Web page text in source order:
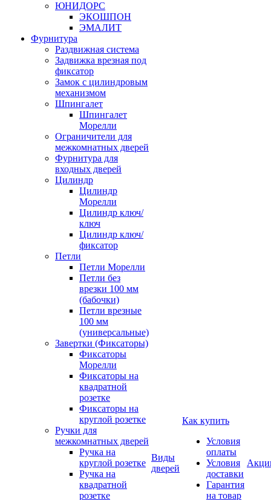
ЮНИДОРС
ЭКОШПОН
ЭМАЛИТ
Фурнитура
Раздвижная система
Задвижка врезная под
фиксатор
Замок с цилиндровым
механизмом
Шпингалет
Шпингалет
Морелли
Ограничители для
межкомнатных дверей
Фурнитура для
входных дверей
Цилиндр
Цилиндр
Морелли
Цилиндр ключ/
ключ
Цилиндр ключ/
фиксатор
Петли
Петли Морелли
Петли без
врезки 100 мм
(бабочки)
Петли врезные
100 мм
(универсальные)
Завертки (Фиксаторы)
Фиксаторы
Морелли
Фиксаторы на
квадратной
розетке
Фиксаторы на
круглой розетке
Ручки для
межкомнатных дверей
Ручка на
круглой розетке
Ручка на
квадратной
розетке
Виды
дверей
Как купить
Условия
оплаты
Условия
доставки
Гарантия
на товар